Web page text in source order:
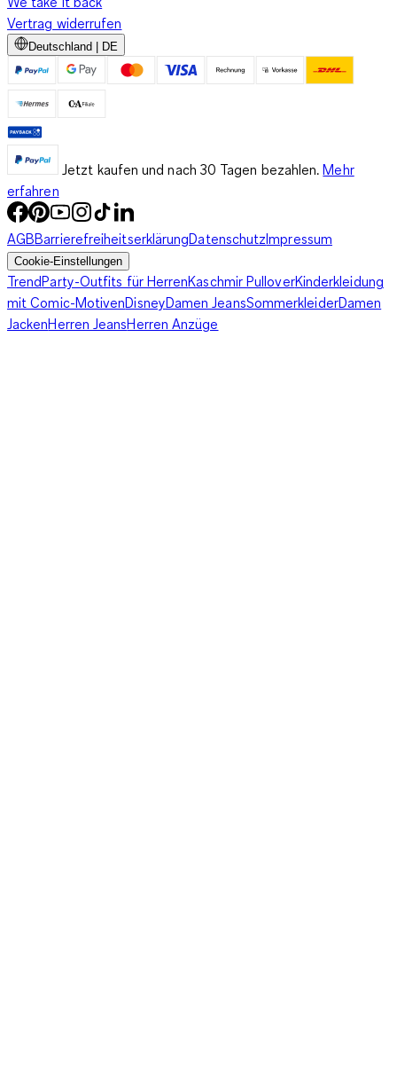
Vertrag widerrufen
Deutschland | DE
Jetzt kaufen und nach 30 Tagen bezahlen. Mehr
erfahren
AGBBarrierefreiheitserklärungDatenschutzImpressum
Cookie-Einstellungen
TrendParty-Outfits für HerrenKaschmir PulloverKinderkleidung
mit Comic-MotivenDisneyDamen JeansSommerkleiderDamen
JackenHerren JeansHerren Anzüge